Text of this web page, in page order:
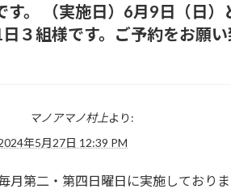
す。 （実施日）6月9日（日
日３組様です。ご予約をお願い
マノアマノ村上より:
年5月27日 12:39 PM
月第二・第四日曜日に実施しており